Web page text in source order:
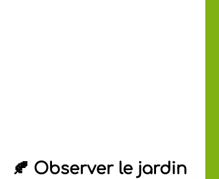
🍂 Observer le jardin